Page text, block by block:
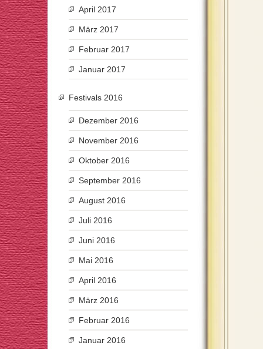
April 2017
März 2017
Februar 2017
Januar 2017
Festivals 2016
Dezember 2016
November 2016
Oktober 2016
September 2016
August 2016
Juli 2016
Juni 2016
Mai 2016
April 2016
März 2016
Februar 2016
Januar 2016